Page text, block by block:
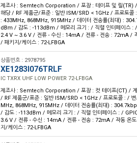
제조사 : Semtech Corporation / 포장 : 테이프 및 릴(TR)
해당 / RF 제품군/표준 : 일반 ISM/SRD < 1GHz / 프로토콜
: 433MHz, 868MHz, 915MHz / 데이터 전송률(최대) :
dBm / 감도 : -113dBm / 메모리 크기 : / 직렬 인터페이스 :
2.4 V ~ 3.6 V / 전류 - 수신 : 14mA / 전류 - 전송 : 72mA /
/ 패키지/케이스 : 72-LFBGA
상품번호 : 2978795
XE1283I076TRLF
IC TXRX UHF LOW POWER 72-LFBGA
제조사 : Semtech Corporation / 포장 : 컷 테이프(CT) /
/ RF 제품군/표준 : 일반 ISM/SRD < 1GHz / 프로토콜 : /
MHz, 868MHz, 915MHz / 데이터 전송률(최대) :
/ 감도 : -113dBm / 메모리 크기 : / 직렬 인터페이스 : /
3.6 V / 전류 - 수신 : 14mA / 전류 - 전송 : 72mA / 작동 온
지/케이스 : 72-LFBGA